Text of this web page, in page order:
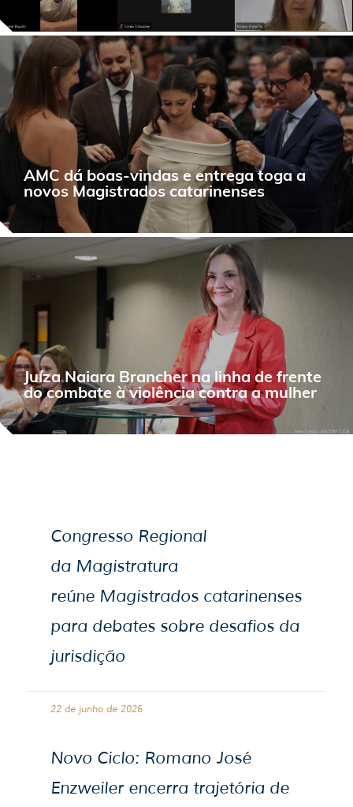
AMC dá boas-vindas e entrega toga a
novos Magistrados catarinenses
Juíza Naiara Brancher na linha de frente
do combate à violência contra a mulher
Congresso Regional
da Magistratura
reúne Magistrados catarinenses
para debates sobre desafios da
jurisdição
22 de junho de 2026
Novo Ciclo: Romano José
Enzweiler encerra trajetória de